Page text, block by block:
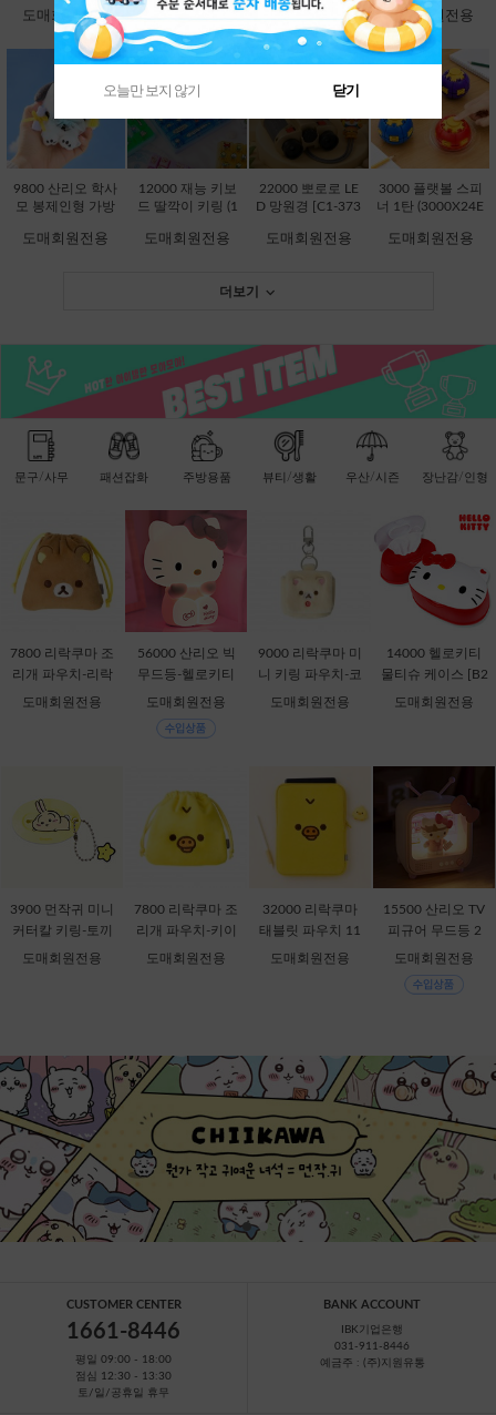
롤 [B2-083203]
도매회원전용
[B2-083234]
도매회원전용
린 [B2-083210]
도매회원전용
9800 산리오 학사
모 봉제인형 가방
[B2-083227]
도매회원전용
12000 재능 키보
드 딸깍이 키링 (1
45048]
도매회원전용
22000 뽀로로 LE
D 망원경 [C1-373
도매회원전용
3000 플랫볼 스피
너 1탄 (3000X24E
도매회원전용
더보기
문구/사무 패션잡화 주방용품 뷰티/생활 우산/시즌 장난감/인형
7800 리락쿠마 조
리개 파우치-리락
쿠마 [C2-068735]
도매회원전용
56000 산리오 빅
무드등-헬로키티
[C1-315167]
도매회원전용
9000 리락쿠마 미
니 키링 파우치-코
리락쿠마 [C2-069
도매회원전용
14000 헬로키티
물티슈 케이스 [B2
-378816]
도매회원전용
3900 먼작귀 미니
커터칼 키링-토끼
[C1-068537] 할인
도매회원전용
7800 리락쿠마 조
리개 파우치-키이
로이토리 [C2-068
도매회원전용
32000 리락쿠마
태블릿 파우치 11
인치-키이로이토
도매회원전용
15500 산리오 TV
피규어 무드등 2
탄-헬로키티 [C1-7
도매회원전용
CUSTOMER CENTER
1661-8446
평일 09:00 - 18:00
점심 12:30 - 13:30
토/일/공휴일 휴무
BANK ACCOUNT
IBK기업은행
031-911-8446
예금주 : (주)지원유통
오늘만 보지 않기 닫기